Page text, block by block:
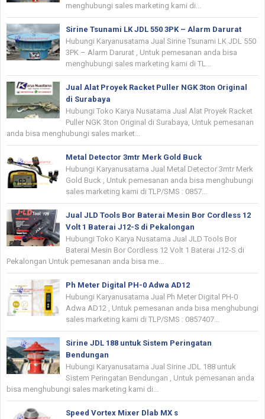
menghubungi sales marketing kami di...
Sirine Tsunami LK JDL 550 3PK – Alarm Darurat
Hubungi Karyanusatama Jual Sirine Tsunami LK JDL 550
3PK – Alarm Darurat , Untuk pemesanan anda bisa
menghubungi sales marketing kami di TL...
Jual Alat Proyek Racket Puller NGK 3ton Original
di Surabaya
Hubungi Toko Karya Nusatama Jual Alat Proyek Racket
Puller NGK 3ton Original di Surabaya, Untuk pemesanan
anda bisa menghubungi sales market...
Metal Detector 3mtr Merk Gold Buck
Hubungi Karyanusatama Jual Metal Detector 3mtr Merk
Gold Buck , Untuk pemesanan anda bisa menghubungi
sales marketing kami di TLP/SMS : 0857...
Jual JLD Tools Bor Baterai Mesin Bor Cordless 12
Volt 1 Baterai J12-S di Pekalongan
Hubungi Toko Karya Nusatama Jual JLD Tools Bor
Baterai Mesin Bor Cordless 12 Volt 1 Baterai J12-S di
Pekalongan Untuk pemesanan anda bisa me...
Ph Meter Digital PH-0 Adwa AD12
Hubungi Karyanusatama Jual Ph Meter Digital PH-0
Adwa AD12 , Untuk pemesanan anda bisa menghubungi
sales marketing kami di TLP/SMS : 0857407...
Sirine JDL 188 untuk Sistem Peringatan
Bendungan
Hubungi Karyanusatama Jual Sirine JDL 188 untuk
Sistem Peringatan Bendungan , Untuk pemesanan anda
bisa menghubungi sales marketing kami di...
Speed Vortex Mixer Dlab MX s